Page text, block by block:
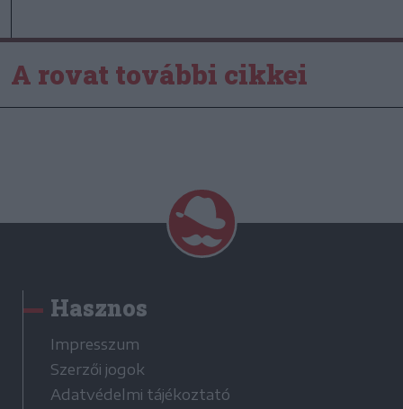
A rovat további cikkei
Hasznos
Impresszum
Szerzői jogok
Adatvédelmi tájékoztató